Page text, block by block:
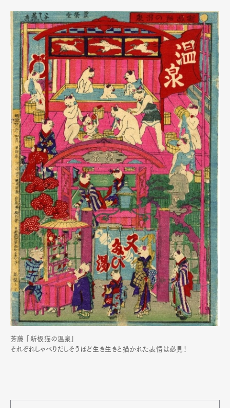
芳藤 「新板猫の温泉」
それぞれしゃべりだしそうほど生き生きと描かれた表情は必見！